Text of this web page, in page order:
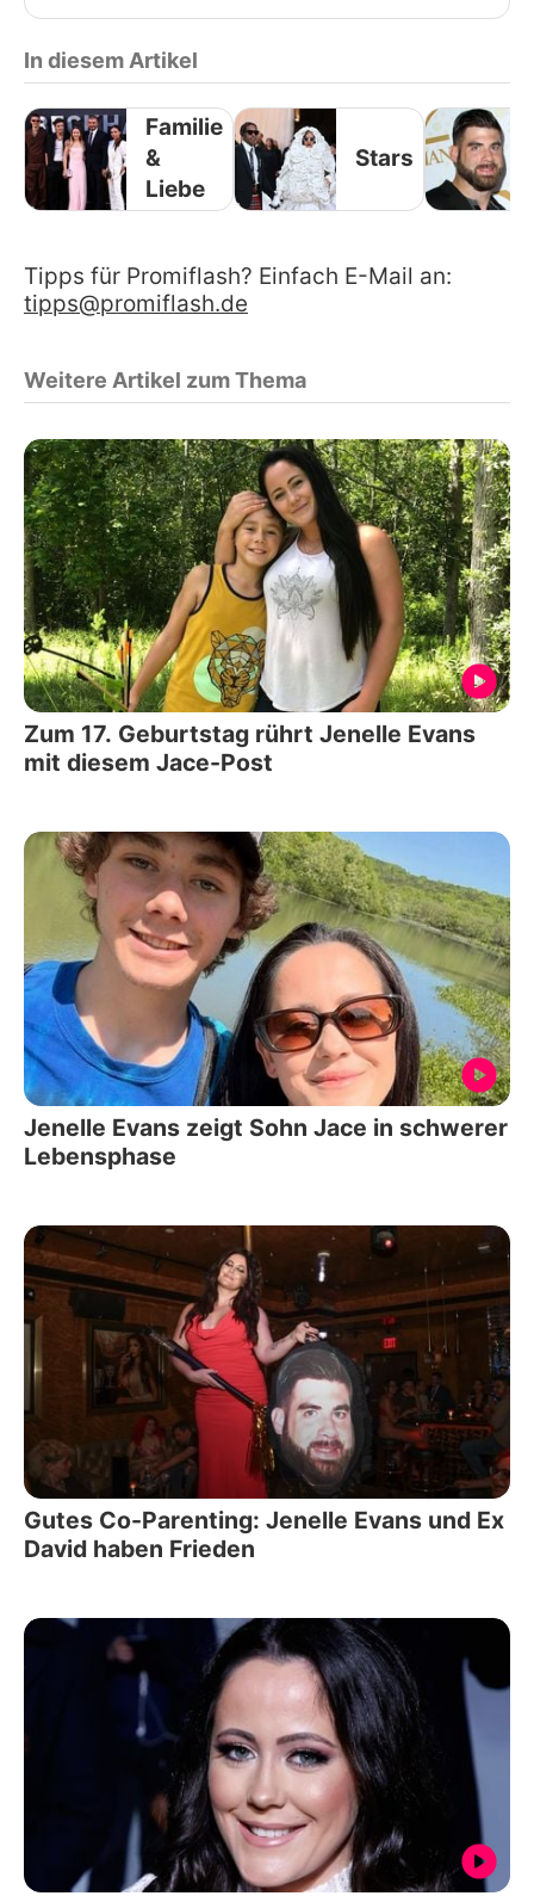
In diesem Artikel
Familie
&
Liebe
Stars
Tipps für Promiflash? Einfach E-Mail an:
tipps@promiflash.de
Weitere Artikel zum Thema
Zum 17. Geburtstag rührt Jenelle Evans
mit diesem Jace-Post
Jenelle Evans zeigt Sohn Jace in schwerer
Lebensphase
Gutes Co-Parenting: Jenelle Evans und Ex
David haben Frieden